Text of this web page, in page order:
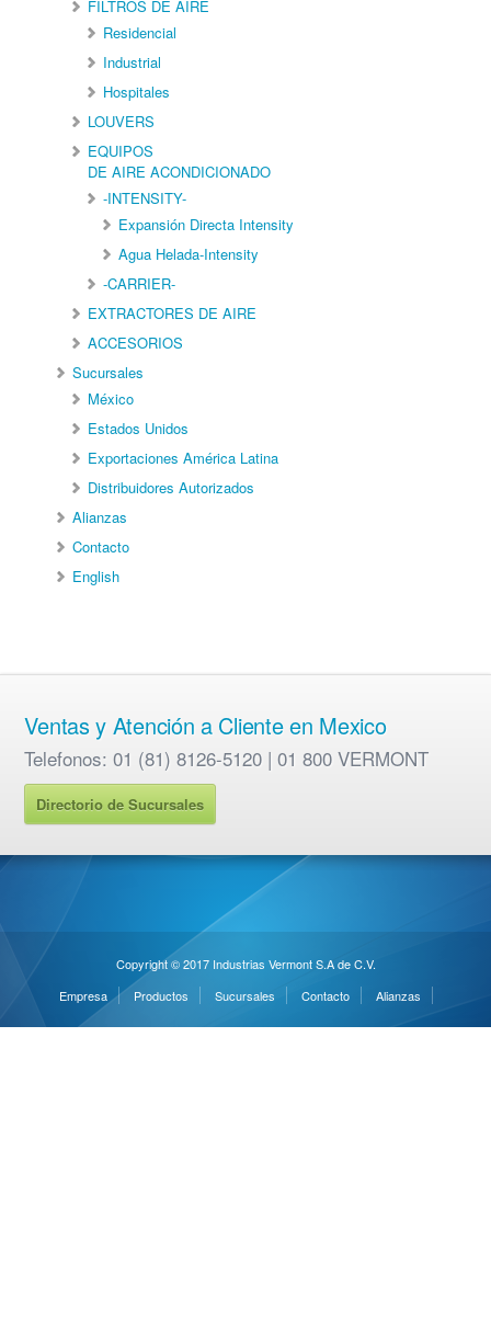
FILTROS DE AIRE
Residencial
Industrial
Hospitales
LOUVERS
EQUIPOS
DE AIRE ACONDICIONADO
-INTENSITY-
Expansión Directa Intensity
Agua Helada-Intensity
-CARRIER-
EXTRACTORES DE AIRE
ACCESORIOS
Sucursales
México
Estados Unidos
Exportaciones América Latina
Distribuidores Autorizados
Alianzas
Contacto
English
Ventas y Atención a Cliente en Mexico
Telefonos: 01 (81) 8126-5120 | 01 800 VERMONT
Directorio de Sucursales
Copyright © 2017 Industrias Vermont S.A de C.V.
Empresa
Productos Sucursales Contacto Alianzas